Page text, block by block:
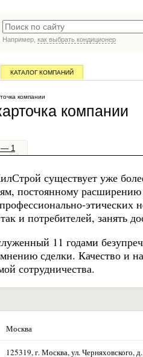
Например, как выбрать кондиционер
КАТАЛОГ КОМПАНИЙ
компании
компании
— 1
существует уже
постоянному расширению
этических
и потребителей, занять
11 годами
сделки. Качество и
сотрудничества.
Москва
125319, г. Москва, ул. Черняховского,